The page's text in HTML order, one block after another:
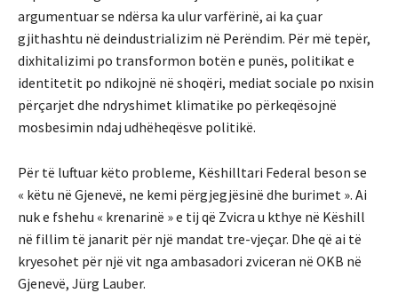
argumentuar se ndërsa ka ulur varfërinë, ai ka çuar
gjithashtu në deindustrializim në Perëndim. Për më tepër,
dixhitalizimi po transformon botën e punës, politikat e
identitetit po ndikojnë në shoqëri, mediat sociale po nxisin
përçarjet dhe ndryshimet klimatike po përkeqësojnë
mosbesimin ndaj udhëheqësve politikë.
Për të luftuar këto probleme, Këshilltari Federal beson se
« këtu në Gjenevë, ne kemi përgjegjësinë dhe burimet ». Ai
nuk e fshehu « krenarinë » e tij që Zvicra u kthye në Këshill
në fillim të janarit për një mandat tre-vjeçar. Dhe që ai të
kryesohet për një vit nga ambasadori zviceran në OKB në
Gjenevë, Jürg Lauber.